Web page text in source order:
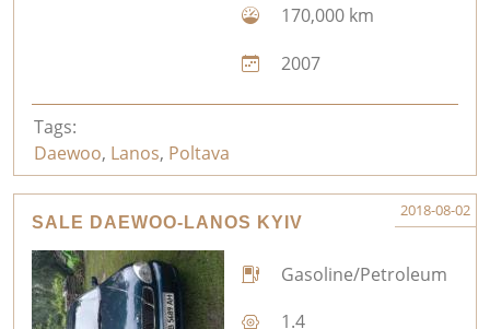
170,000 km
2007
Tags:
Daewoo, Lanos, Poltava
SALE DAEWOO-LANOS KYIV
2018-08-02
Gasoline/Petroleum
1.4